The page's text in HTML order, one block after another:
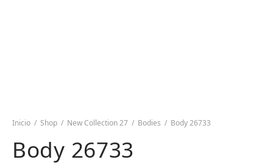
Inicio / Shop / New Collection 27 / Bodies / Body 26733
Body 26733